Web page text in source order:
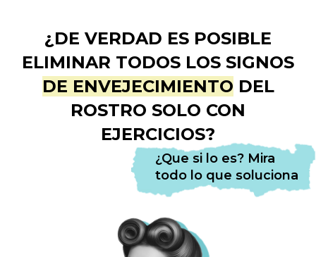
¿DE VERDAD ES POSIBLE
ELIMINAR TODOS LOS SIGNOS
DE ENVEJECIMIENTO DEL
ROSTRO SOLO CON
EJERCICIOS?
¿Que si lo es? Mira
todo lo que soluciona